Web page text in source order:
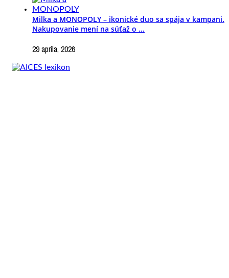
Milka a MONOPOLY – ikonické duo sa spája v kampani.
Nakupovanie mení na súťaž o ...
29 apríla, 2026